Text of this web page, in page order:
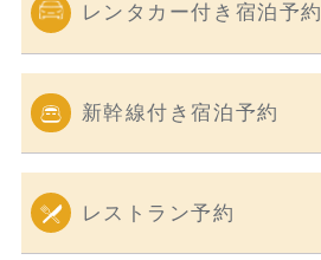
レンタカー付き宿泊予約
新幹線付き宿泊予約
レストラン予約